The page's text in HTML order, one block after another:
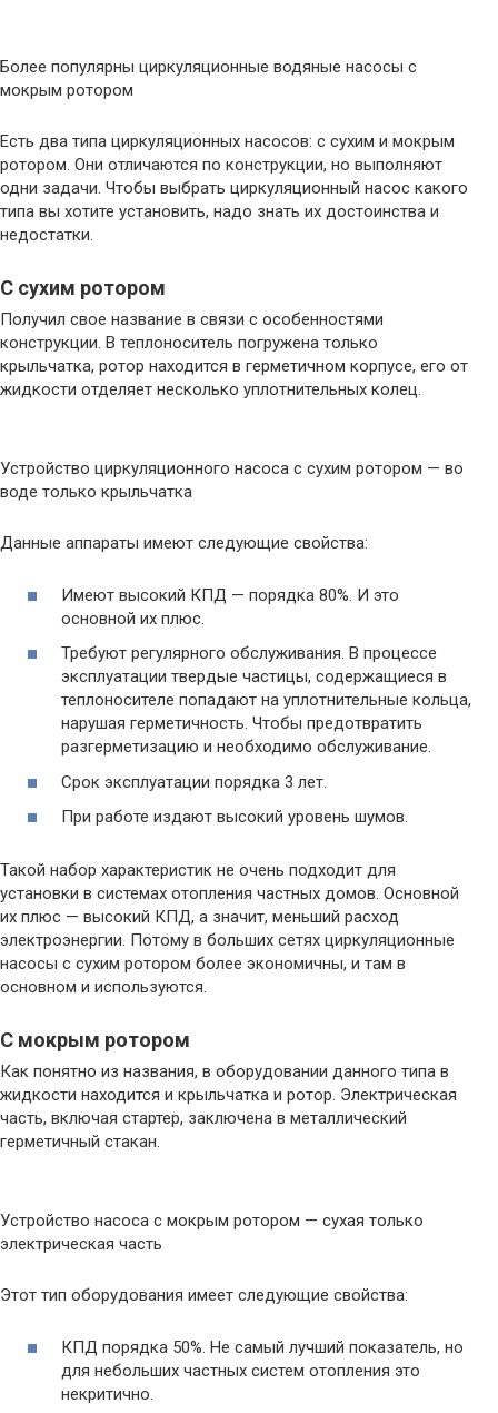
Более популярны циркуляционные водяные насосы с
мокрым ротором
Есть два типа циркуляционных насосов: с сухим и мокрым
ротором. Они отличаются по конструкции, но выполняют
одни задачи. Чтобы выбрать циркуляционный насос какого
типа вы хотите установить, надо знать их достоинства и
недостатки.
С сухим ротором
Получил свое название в связи с особенностями
конструкции. В теплоноситель погружена только
крыльчатка, ротор находится в герметичном корпусе, его от
жидкости отделяет несколько уплотнительных колец.
Устройство циркуляционного насоса с сухим ротором — во
воде только крыльчатка
Данные аппараты имеют следующие свойства:
Имеют высокий КПД — порядка 80%. И это
основной их плюс.
Требуют регулярного обслуживания. В процессе
эксплуатации твердые частицы, содержащиеся в
теплоносителе попадают на уплотнительные кольца,
нарушая герметичность. Чтобы предотвратить
разгерметизацию и необходимо обслуживание.
Срок эксплуатации порядка 3 лет.
При работе издают высокий уровень шумов.
Такой набор характеристик не очень подходит для
установки в системах отопления частных домов. Основной
их плюс — высокий КПД, а значит, меньший расход
электроэнергии. Потому в больших сетях циркуляционные
насосы с сухим ротором более экономичны, и там в
основном и используются.
С мокрым ротором
Как понятно из названия, в оборудовании данного типа в
жидкости находится и крыльчатка и ротор. Электрическая
часть, включая стартер, заключена в металлический
герметичный стакан.
Устройство насоса с мокрым ротором — сухая только
электрическая часть
Этот тип оборудования имеет следующие свойства:
КПД порядка 50%. Не самый лучший показатель, но
для небольших частных систем отопления это
некритично.